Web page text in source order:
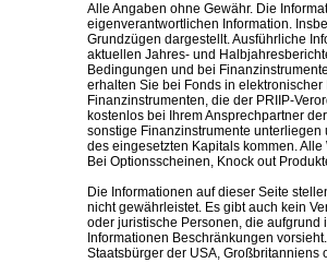
Alle Angaben ohne Gewähr. Die
eigenverantwortlichen Information.
Grundzügen dargestellt. Ausführliche
aktuellen Jahres- und
Bedingungen und bei
erhalten Sie bei Fonds in
Finanzinstrumenten, die der PRIIP-
kostenlos bei Ihrem Ansprechpartner
sonstige Finanzinstrumente
des eingesetzten Kapitals kommen.
Bei Optionsscheinen, Knock out
Die Informationen auf dieser Seite
nicht gewährleistet. Es gibt auch kein
oder juristische Personen, die aufgrund
Informationen Beschränkungen
Staatsbürger der USA, Großbritanniens